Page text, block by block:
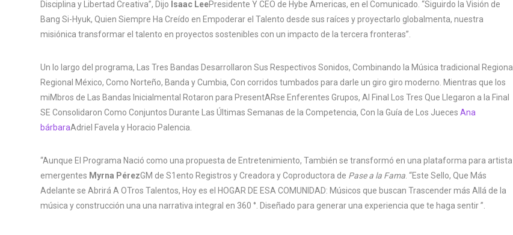
Disciplina y Libertad Creativa”, Dijo Isaac LeePresidente Y CEO de Hybe Americas, en el Comunicado. “Siguirdo la Visión de
Bang Si-Hyuk, Quien Siempre Ha Creído en Empoderar el Talento desde sus raíces y proyectarlo globalmenta, nuestra
misiónica transformar el talento en proyectos sostenibles con un impacto de la tercera fronteras”.
Un lo largo del programa, Las Tres Bandas Desarrollaron Sus Respectivos Sonidos, Combinando la Música tradicional Regional
Regional México, Como Norteño, Banda y Cumbia, Con corridos tumbados para darle un giro giro moderno. Mientras que los
miMbros de Las Bandas Inicialmental Rotaron para PresentARse Enferentes Grupos, Al Final Los Tres Que Llegaron a la Final
SE Consolidaron Como Conjuntos Durante Las Últimas Semanas de la Competencia, Con la Guía de Los Jueces Ana
bárbaraAdriel Favela y Horacio Palencia.
“Aunque El Programa Nació como una propuesta de Entretenimiento, También se transformó en una plataforma para artista
emergentes Myrna PérezGM de S1ento Registros y Creadora y Coproductora de Pase a la Fama . “Este Sello, Que Más
Adelante se Abrirá A OTros Talentos, Hoy es el HOGAR DE ESA COMUNIDAD: Músicos que buscan Trascender más Allá de la
música y construcción una una narrativa integral en 360 °. Diseñado para generar una experiencia que te haga sentir ”.